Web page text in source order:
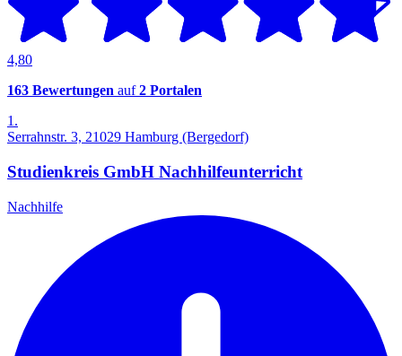
4,80
163 Bewertungen auf2 Portalen
1.
Serrahnstr. 3, 21029 Hamburg (Bergedorf)
Studienkreis GmbH Nachhilfeunterricht
Nachhilfe